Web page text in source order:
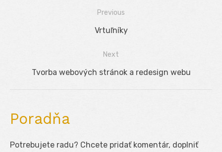
Previous
Previous
Vrtuľníky
Next
Next
Tvorba webových stránok a redesign webu
Poradňa
Potrebujete radu? Chcete pridať komentár, doplniť